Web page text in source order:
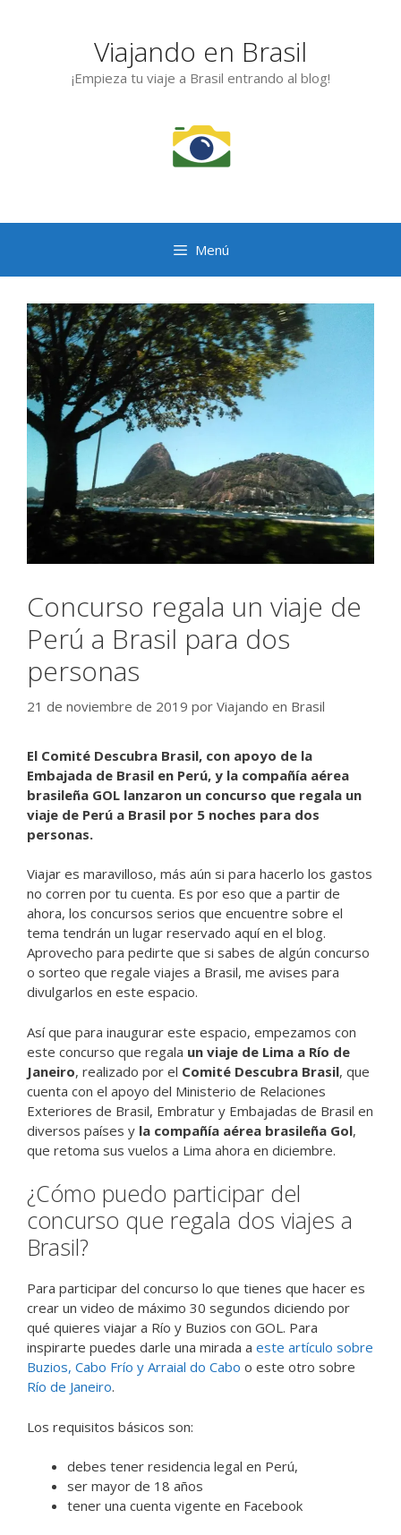
Viajando en Brasil
¡Empieza tu viaje a Brasil entrando al blog!
Menú
Concurso regala un viaje de
Perú a Brasil para dos
personas
21 de noviembre de 2019 por Viajando en Brasil
El Comité Descubra Brasil, con apoyo de la
Embajada de Brasil en Perú, y la compañía aérea
brasileña GOL lanzaron un concurso que regala un
viaje de Perú a Brasil por 5 noches para dos
personas.
Viajar es maravilloso, más aún si para hacerlo los gastos
no corren por tu cuenta. Es por eso que a partir de
ahora, los concursos serios que encuentre sobre el
tema tendrán un lugar reservado aquí en el blog.
Aprovecho para pedirte que si sabes de algún concurso
o sorteo que regale viajes a Brasil, me avises para
divulgarlos en este espacio.
Así que para inaugurar este espacio, empezamos con
este concurso que regala un viaje de Lima a Río de
Janeiro, realizado por el Comité Descubra Brasil, que
cuenta con el apoyo del Ministerio de Relaciones
Exteriores de Brasil, Embratur y Embajadas de Brasil en
diversos países y la compañía aérea brasileña Gol,
que retoma sus vuelos a Lima ahora en diciembre.
¿Cómo puedo participar del
concurso que regala dos viajes a
Brasil?
Para participar del concurso lo que tienes que hacer es
crear un video de máximo 30 segundos diciendo por
qué quieres viajar a Río y Buzios con GOL. Para
inspirarte puedes darle una mirada a este artículo sobre
Buzios, Cabo Frío y Arraial do Cabo o este otro sobre
Río de Janeiro.
Los requisitos básicos son:
debes tener residencia legal en Perú,
ser mayor de 18 años
tener una cuenta vigente en Facebook